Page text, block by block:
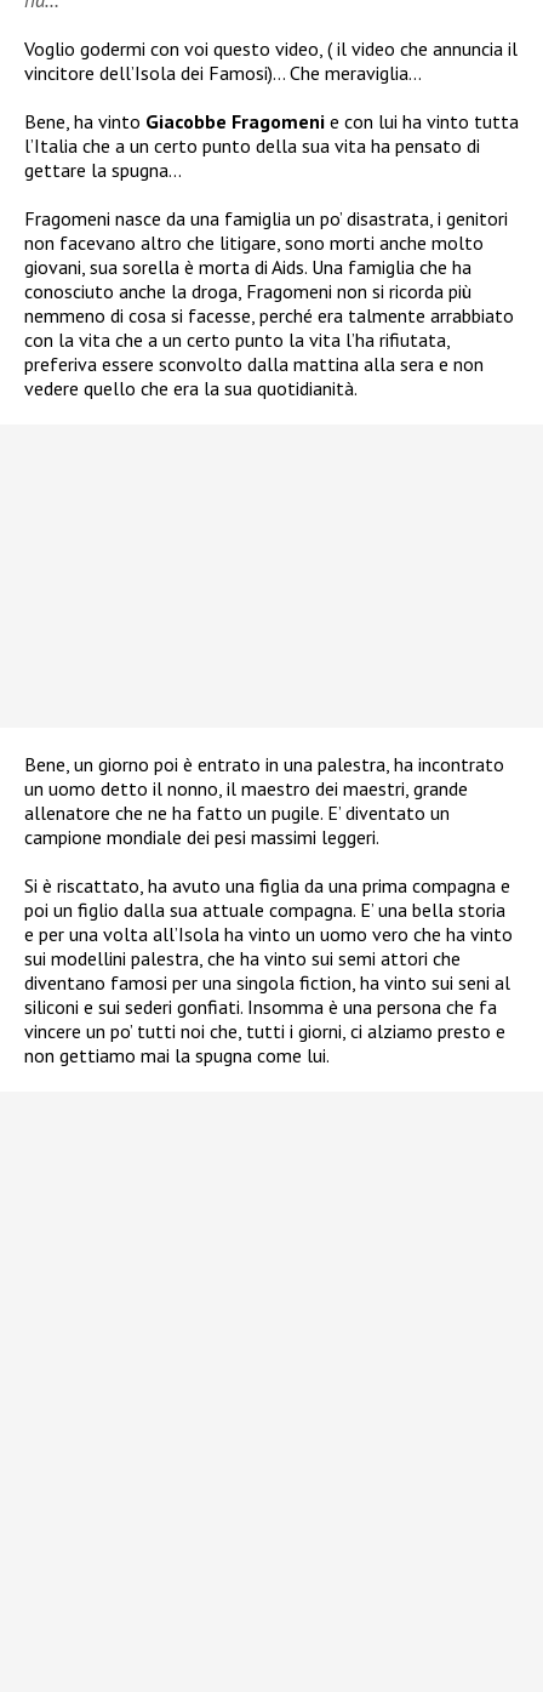
Voglio godermi con voi questo video, ( il video che annuncia il
vincitore dell’Isola dei Famosi)… Che meraviglia…
Bene, ha vinto Giacobbe Fragomeni e con lui ha vinto tutta
l’Italia che a un certo punto della sua vita ha pensato di
gettare la spugna…
Fragomeni nasce da una famiglia un po’ disastrata, i genitori
non facevano altro che litigare, sono morti anche molto
giovani, sua sorella è morta di Aids. Una famiglia che ha
conosciuto anche la droga, Fragomeni non si ricorda più
nemmeno di cosa si facesse, perché era talmente arrabbiato
con la vita che a un certo punto la vita l’ha rifiutata,
preferiva essere sconvolto dalla mattina alla sera e non
vedere quello che era la sua quotidianità.
Bene, un giorno poi è entrato in una palestra, ha incontrato
un uomo detto il nonno, il maestro dei maestri, grande
allenatore che ne ha fatto un pugile. E’ diventato un
campione mondiale dei pesi massimi leggeri.
Si è riscattato, ha avuto una figlia da una prima compagna e
poi un figlio dalla sua attuale compagna. E’ una bella storia
e per una volta all’Isola ha vinto un uomo vero che ha vinto
sui modellini palestra, che ha vinto sui semi attori che
diventano famosi per una singola fiction, ha vinto sui seni al
siliconi e sui sederi gonfiati. Insomma è una persona che fa
vincere un po’ tutti noi che, tutti i giorni, ci alziamo presto e
non gettiamo mai la spugna come lui.